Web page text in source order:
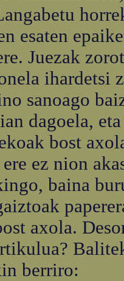
esaten
Juezak
ihardetsi
sanoago
dagoela,
bost
nion
baina
axola.
berriro: